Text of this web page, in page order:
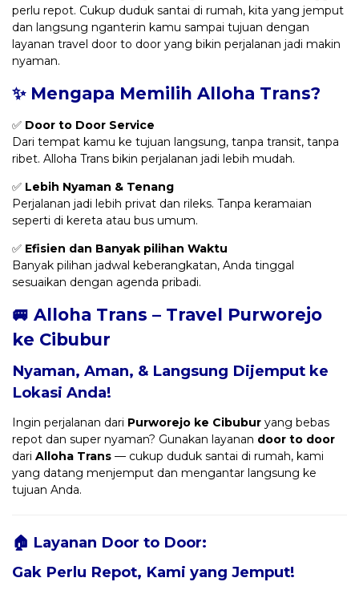
perlu repot. Cukup duduk santai di rumah, kita yang jemput
dan langsung nganterin kamu sampai tujuan dengan
layanan travel door to door yang bikin perjalanan jadi makin
nyaman.
✨ Mengapa Memilih Alloha Trans?
✅ Door to Door Service
Dari tempat kamu ke tujuan langsung, tanpa transit, tanpa
ribet. Alloha Trans bikin perjalanan jadi lebih mudah.
✅ Lebih Nyaman & Tenang
Perjalanan jadi lebih privat dan rileks. Tanpa keramaian
seperti di kereta atau bus umum.
✅ Efisien dan Banyak pilihan Waktu
Banyak pilihan jadwal keberangkatan, Anda tinggal
sesuaikan dengan agenda pribadi.
🚐 Alloha Trans – Travel Purworejo
ke Cibubur
Nyaman, Aman, & Langsung Dijemput ke
Lokasi Anda!
Ingin perjalanan dari Purworejo ke Cibubur yang bebas
repot dan super nyaman? Gunakan layanan door to door
dari Alloha Trans — cukup duduk santai di rumah, kami
yang datang menjemput dan mengantar langsung ke
tujuan Anda.
🏠 Layanan Door to Door:
Gak Perlu Repot, Kami yang Jemput!